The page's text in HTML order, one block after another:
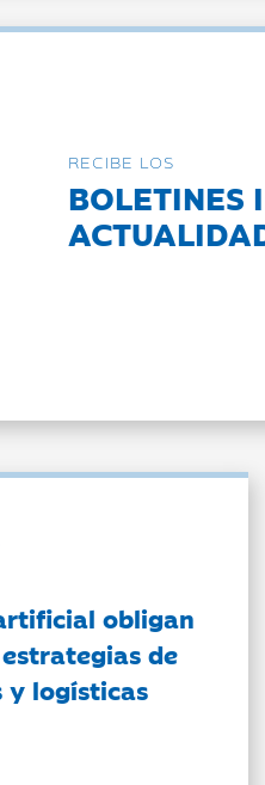
RECIBE LOS
BOLETINES
obligan
de
y logísticas